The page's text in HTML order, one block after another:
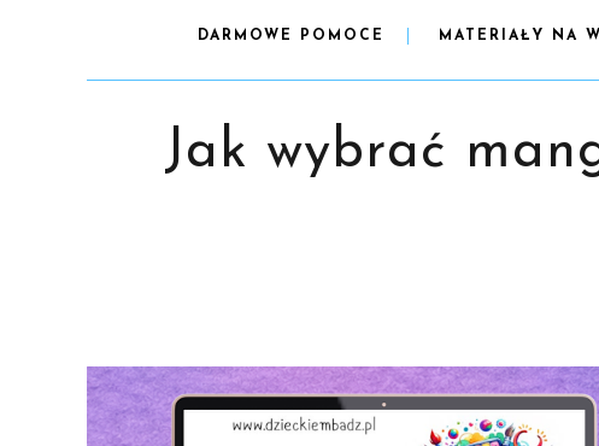
DARMOWE POMOCE MATERIAŁY NA
Jak wybrać